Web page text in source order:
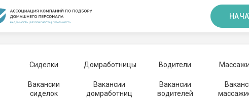
Сиделки Домработницы Водители
Вакансии
сиделок
Вакансии
домработниц
Вакансии
водителей